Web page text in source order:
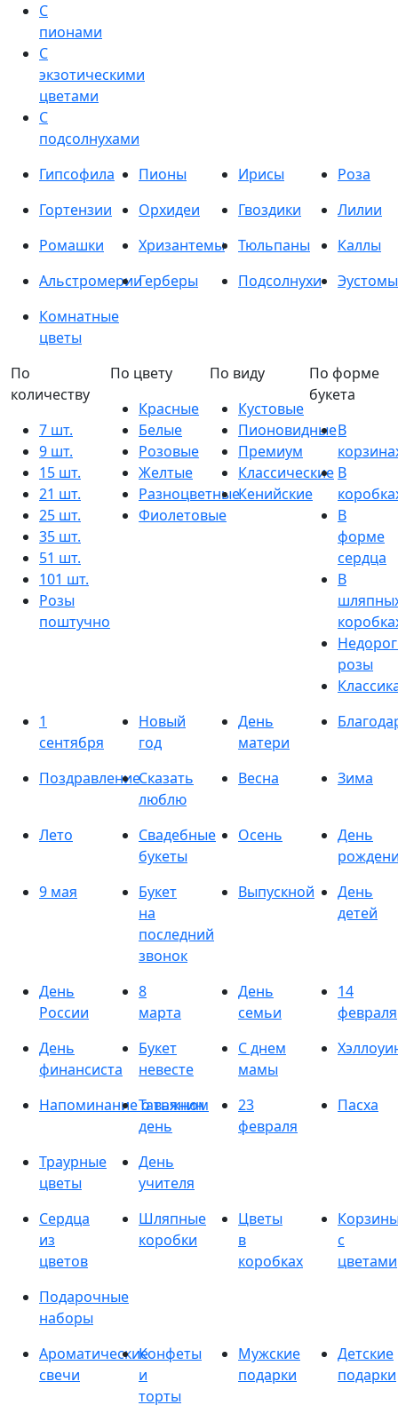
С
пионами
С
экзотическими
цветами
С
подсолнухами
Гипсофила Пионы Ирисы
Роза
Гортензии
Орхидеи Гвоздики
Лилии
Ромашки
Хризантемы Тюльпаны
Каллы
АльстромерииГерберы Подсолнухи
Эустомы
Комнатные
цветы
По
количеству
7 шт.
9 шт.
15 шт.
21 шт.
25 шт.
35 шт.
51 шт.
101 шт.
Розы
поштучно
По цвету
Красные
Белые
Розовые
Желтые
Разноцветные
Фиолетовые
По виду
Кустовые
Пионовидные
Премиум
Классические
Кенийские
По форме
букета
В
В
В
форме
сердца
В
розы
1
сентября
Новый
год
День
матери
ПоздравлениеСказать
люблю
Весна Зима
Лето
Свадебные
букеты
Осень
День
9 мая
Букет
на
последний
звонок
Выпускной
День
детей
День
России
8
марта
День
семьи
14
февраля
День
финансиста
Букет
невесте
С днем
мамы
Напоминание о важном
Татьянин
день
23
февраля
Пасха
Траурные
цветы
День
учителя
Сердца
из
цветов
Шляпные
коробки
Цветы
в
коробках
с
цветами
Подарочные
наборы
Ароматические
свечи
Конфеты
и
торты
Мужские
подарки
Детские
подарки